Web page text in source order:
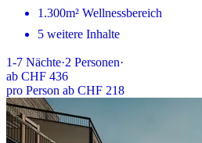
1.300m² Wellnessbereich
5 weitere Inhalte
1-7 Nächte·2 Personen·
ab CHF 436
pro Person ab CHF 218